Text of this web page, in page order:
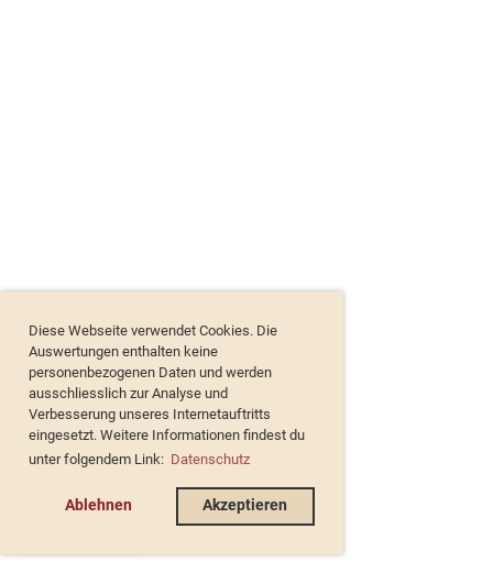
Diese Webseite verwendet Cookies. Die
Auswertungen enthalten keine
personenbezogenen Daten und werden
ausschliesslich zur Analyse und
Verbesserung unseres Internetauftritts
eingesetzt. Weitere Informationen findest du
unter folgendem Link: Datenschutz
Ablehnen Akzeptieren
de